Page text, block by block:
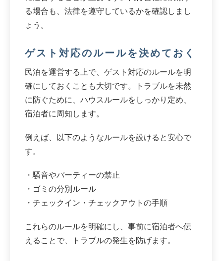
る場合も、法律を遵守しているかを確認しまし
ょう。
ゲスト対応のルールを決めておく
民泊を運営する上で、ゲスト対応のルールを明
確にしておくことも大切です。トラブルを未然
に防ぐために、ハウスルールをしっかり定め、
宿泊者に周知します。
例えば、以下のようなルールを設けると安心で
す。
・騒音やパーティーの禁止
・ゴミの分別ルール
・チェックイン・チェックアウトの手順
これらのルールを明確にし、事前に宿泊者へ伝
えることで、トラブルの発生を防げます。